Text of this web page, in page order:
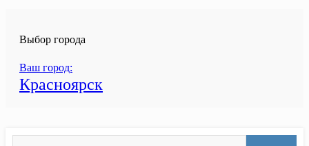
Выбор города
Ваш город:
Красноярск